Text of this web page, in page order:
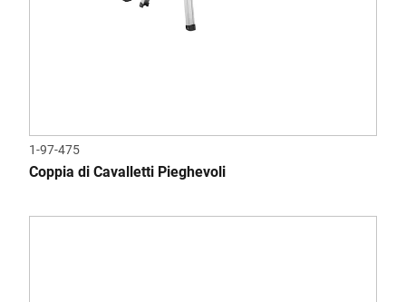
1-97-475
Coppia di Cavalletti Pieghevoli